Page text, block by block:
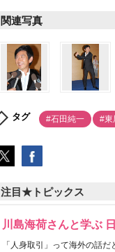
関連写真
タグ #石田純一 #東
注目★トピックス
川島海荷さんと学ぶ
「人身取引」って海外の話